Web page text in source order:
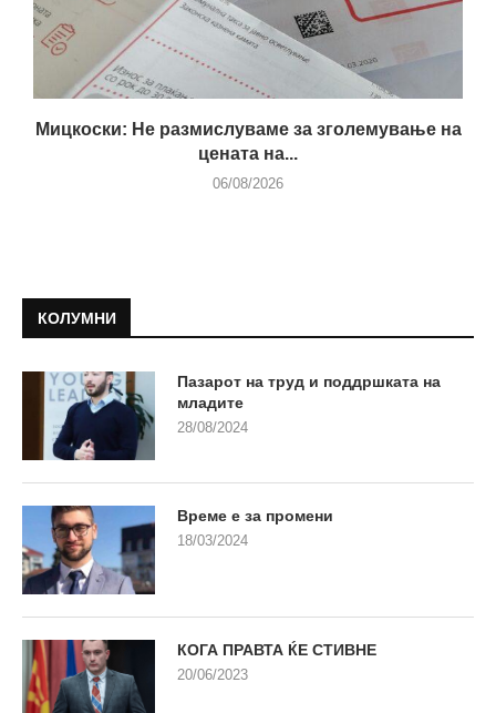
Мицкоски: Не размислуваме за зголемување на
цената на...
06/08/2026
КОЛУМНИ
Пазарот на труд и поддршката на
младите
28/08/2024
Време е за промени
18/03/2024
КОГА ПРАВТА ЌЕ СТИВНЕ
20/06/2023